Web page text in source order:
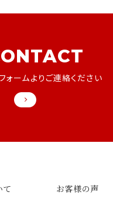
ォームよりご連絡ください
て お客様の声